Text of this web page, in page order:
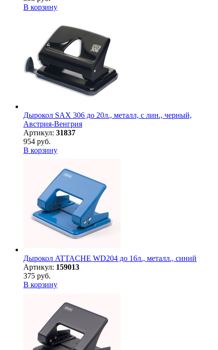
В корзину
Дырокол SAX 306 до 20л., металл, с лин., черный,
Австрия-Венгрия
Артикул: 31837
954 руб.
В корзину
Дырокол ATTACHE WD204 до 16л., металл., синий
Артикул: 159013
375 руб.
В корзину